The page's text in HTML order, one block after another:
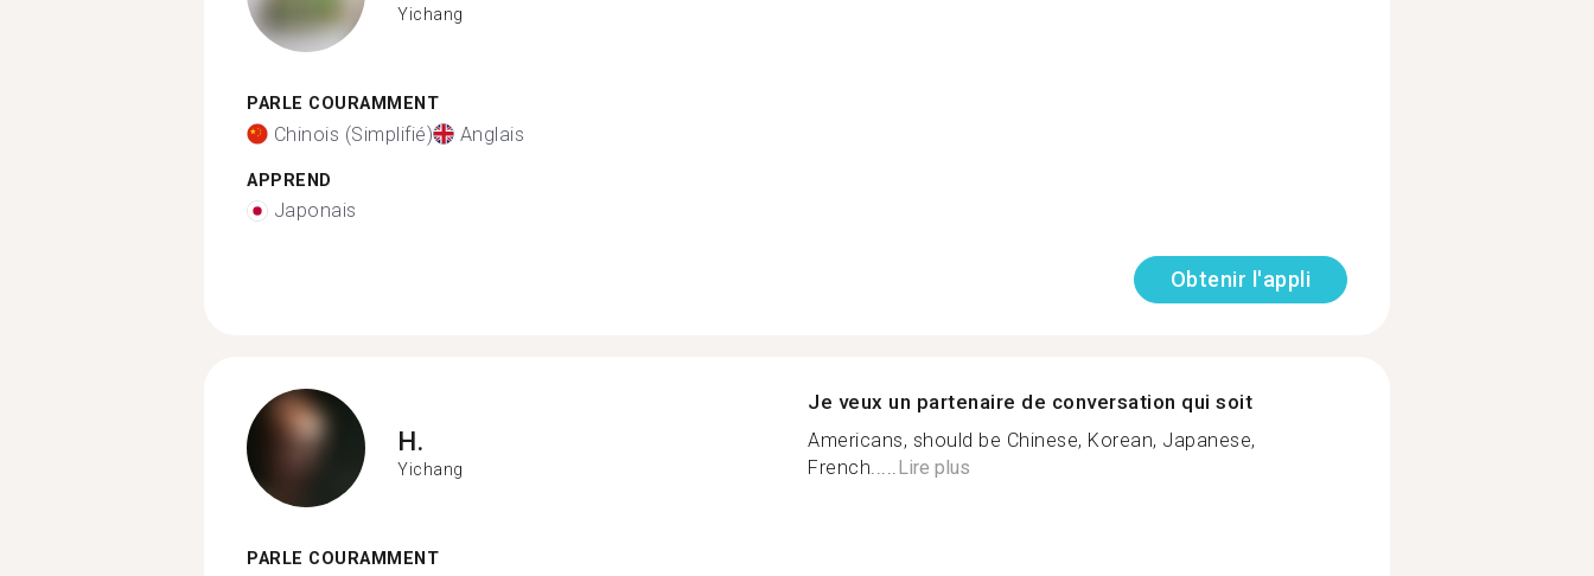
Yichang
PARLE COURAMMENT
Chinois (Simplifié) Anglais
APPREND
Japonais
Obtenir l'appli
H.
Yichang
PARLE COURAMMENT
Je veux un partenaire de conversation qui soit
Americans, should be Chinese, Korean, Japanese,
French.....Lire plus